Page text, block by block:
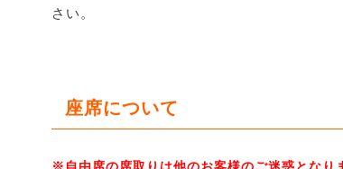
さい。
座席について
※自由席の席取りは他のお客様のご迷惑となり